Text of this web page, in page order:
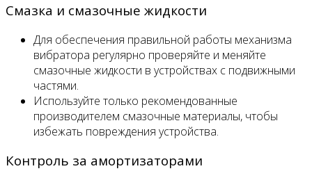
Смазка и смазочные жидкости
Для обеспечения правильной работы механизма
вибратора регулярно проверяйте и меняйте
смазочные жидкости в устройствах с подвижными
частями.
Используйте только рекомендованные
производителем смазочные материалы, чтобы
избежать повреждения устройства.
Контроль за амортизаторами